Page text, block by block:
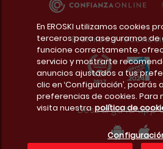
Premios y
Descarga la app
En EROSKI utilizamos cookies
terceros para asegurarnos de
funcione correctamente,
servicio y mostrarte
anuncios ajustados a tus
clic en ‘Configuración’, podrás
preferencias de cookies. Para
visita nuestra política de